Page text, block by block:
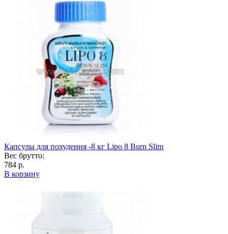
Капсулы для похудения -8 кг Lipo 8 Burn Slim
Вес брутто:
784 р.
В корзину